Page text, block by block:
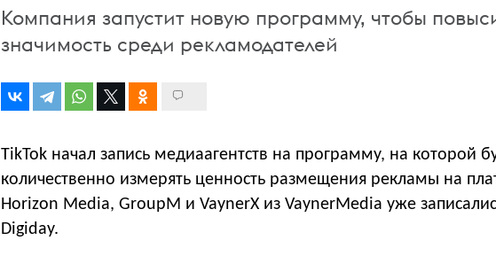
Компания запустит новую программу, чтобы
значимость среди рекламодателей
TikTok начал запись медиаагентств на программу, на которой
количественно измерять ценность размещения рекламы на
Horizon Media, GroupM и VaynerX из VaynerMedia уже
Digiday.